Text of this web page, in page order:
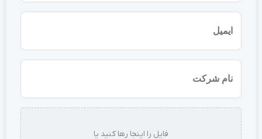
(ضروری)
شرکت
استعلام
فایل را اینجا رها کنید یا